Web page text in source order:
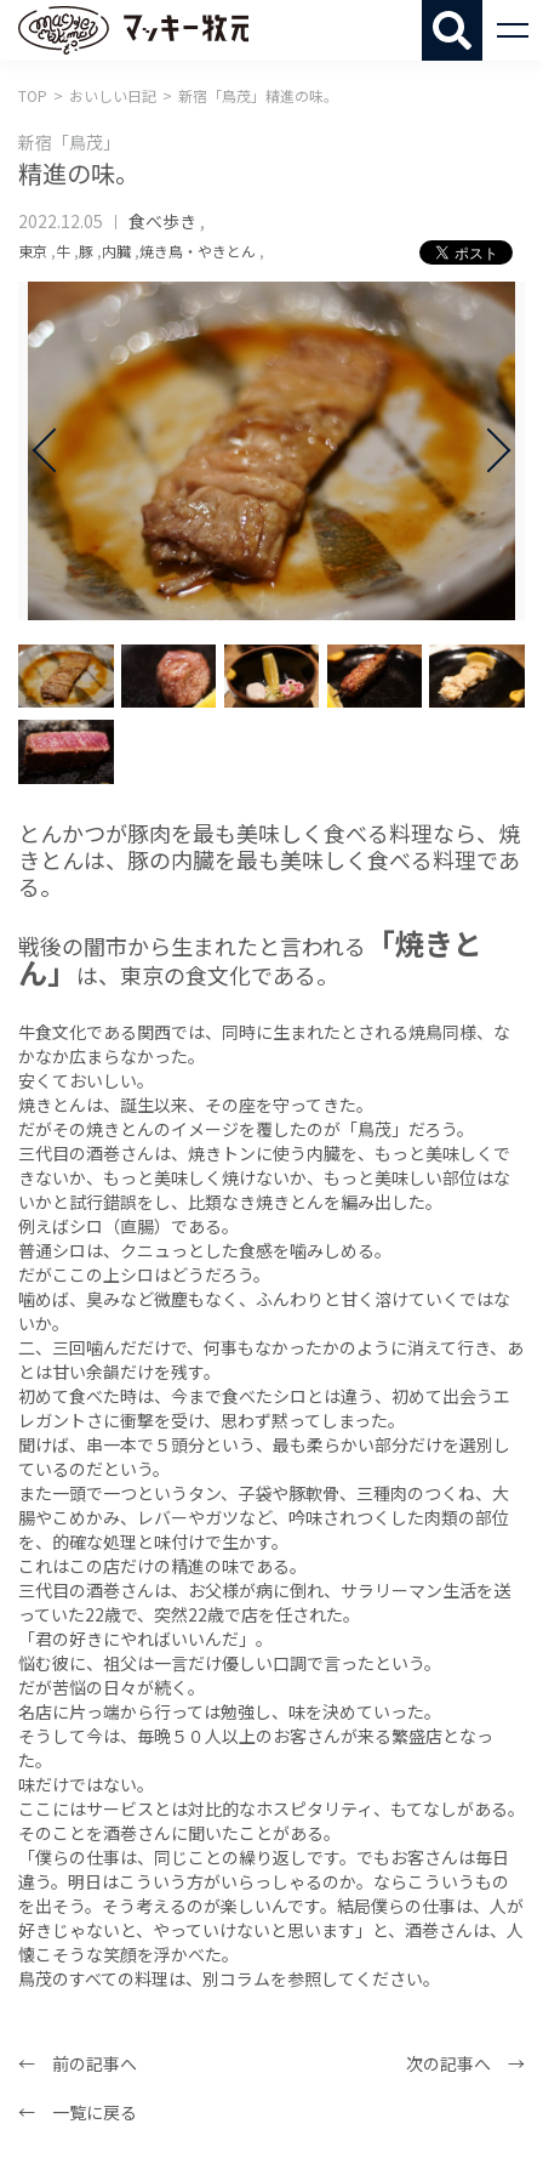
TOP おいしい日記 新宿「鳥茂」精進の味。
新宿「鳥茂」
精進の味。
2022.12.05 食べ歩き ,
東京 ,牛 ,豚 ,内臓 ,焼き鳥・やきとん ,
とんかつが豚肉を最も美味しく食べる料理なら、焼
きとんは、豚の内臓を最も美味しく食べる料理であ
る。
戦後の闇市から生まれたと言われる
「焼きと
ん」 は、東京の食文化である。
牛食文化である関西では、同時に生まれたとされる焼鳥同様、な
かなか広まらなかった。
安くておいしい。
焼きとんは、誕生以来、その座を守ってきた。
だがその焼きとんのイメージを覆したのが「鳥茂」だろう。
三代目の酒巻さんは、焼きトンに使う内臓を、もっと美味しくで
きないか、もっと美味しく焼けないか、もっと美味しい部位はな
いかと試行錯誤をし、比類なき焼きとんを編み出した。
例えばシロ（直腸）である。
普通シロは、クニュっとした食感を噛みしめる。
だがここの上シロはどうだろう。
噛めば、臭みなど微塵もなく、ふんわりと甘く溶けていくではな
いか。
二、三回噛んだだけで、何事もなかったかのように消えて行き、あ
とは甘い余韻だけを残す。
初めて食べた時は、今まで食べたシロとは違う、初めて出会うエ
レガントさに衝撃を受け、思わず黙ってしまった。
聞けば、串一本で５頭分という、最も柔らかい部分だけを選別し
ているのだという。
また一頭で一つというタン、子袋や豚軟骨、三種肉のつくね、大
腸やこめかみ、レバーやガツなど、吟味されつくした肉類の部位
を、的確な処理と味付けで生かす。
これはこの店だけの精進の味である。
三代目の酒巻さんは、お父様が病に倒れ、サラリーマン生活を送
っていた22歳で、突然22歳で店を任された。
「君の好きにやればいいんだ」。
悩む彼に、祖父は一言だけ優しい口調で言ったという。
だが苦悩の日々が続く。
名店に片っ端から行っては勉強し、味を決めていった。
そうして今は、毎晩５０人以上のお客さんが来る繁盛店となっ
た。
味だけではない。
ここにはサービスとは対比的なホスピタリティ、もてなしがある。
そのことを酒巻さんに聞いたことがある。
「僕らの仕事は、同じことの繰り返しです。でもお客さんは毎日
違う。明日はこういう方がいらっしゃるのか。ならこういうもの
を出そう。そう考えるのが楽しいんです。結局僕らの仕事は、人が
好きじゃないと、やっていけないと思います」と、酒巻さんは、人
懐こそうな笑顔を浮かべた。
鳥茂のすべての料理は、別コラムを参照してください。
← 前の記事へ
次の記事へ →
← 一覧に戻る